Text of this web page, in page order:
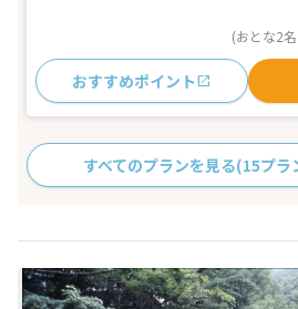
(おとな2
おすすめポイント
すべてのプランを見る(15プラ